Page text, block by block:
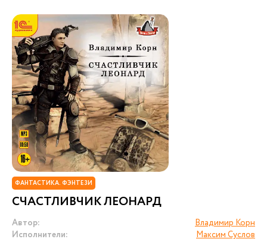
ФАНТАСТИКА. ФЭНТЕЗИ
СЧАСТЛИВЧИК ЛЕОНАРД
Автор:
Владимир Корн
Исполнители:
Максим Суслов